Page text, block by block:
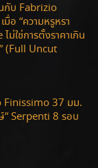
กับ Fabrizio
อ “ความหรูหรา
ใช่การตั้งราคาเกิน
(Full Uncut
37 มม.
” Serpenti 8 รอบ